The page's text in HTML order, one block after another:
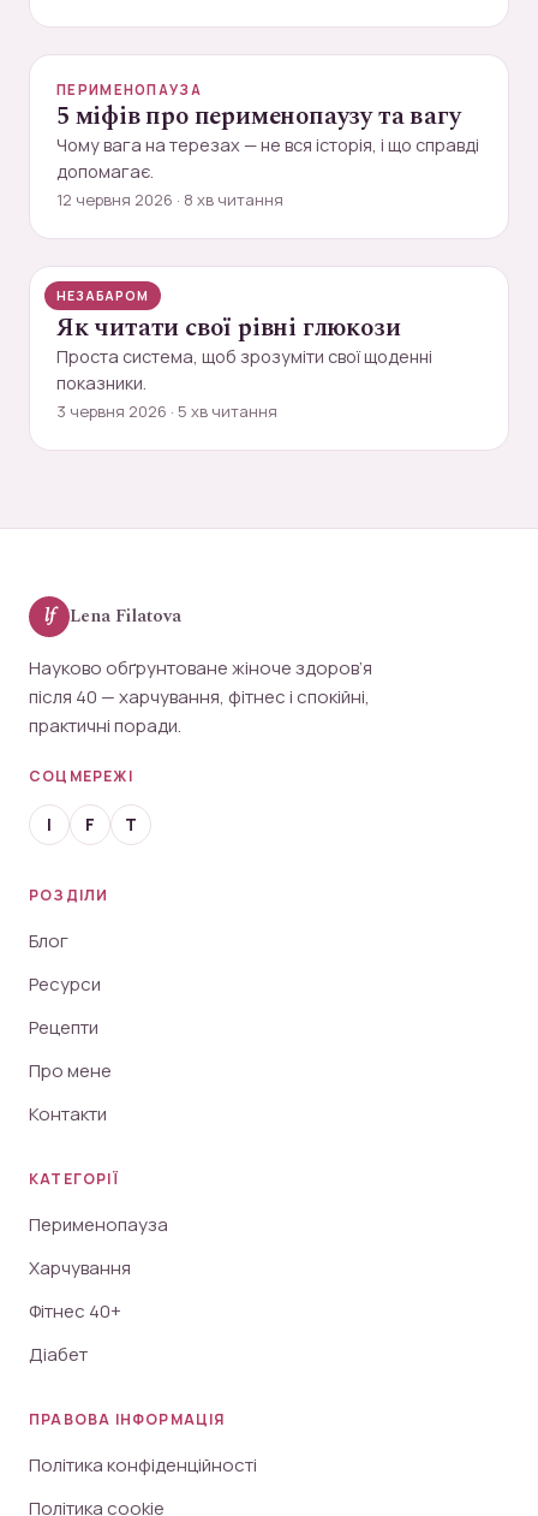
ПЕРИМЕНОПАУЗА
5 міфів про перименопаузу та вагу
Чому вага на терезах — не вся історія, і що справді
допомагає.
12 червня 2026 · 8 хв читання
НЕЗАБАРОМ
ДІАБЕТ
Як читати свої рівні глюкози
Проста система, щоб зрозуміти свої щоденні
показники.
3 червня 2026 · 5 хв читання
lf Lena Filatova
Науково обґрунтоване жіноче здоров’я
після 40 — харчування, фітнес і спокійні,
практичні поради.
СОЦМЕРЕЖІ
I F T
РОЗДІЛИ
Блог
Ресурси
Рецепти
Про мене
Контакти
КАТЕГОРІЇ
Перименопауза
Харчування
Фітнес 40+
Діабет
ПРАВОВА ІНФОРМАЦІЯ
Політика конфіденційності
Політика cookie